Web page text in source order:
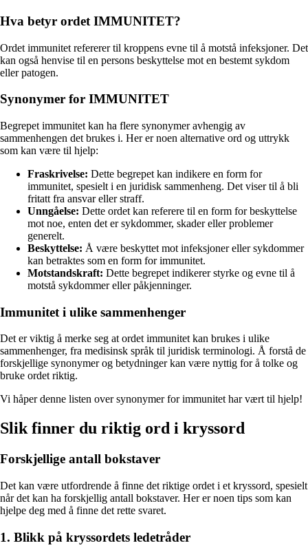
Hva betyr ordet IMMUNITET?
Ordet immunitet refererer til kroppens evne til å motstå infeksjoner. Det
kan også henvise til en persons beskyttelse mot en bestemt sykdom
eller patogen.
Synonymer for IMMUNITET
Begrepet immunitet kan ha flere synonymer avhengig av
sammenhengen det brukes i. Her er noen alternative ord og uttrykk
som kan være til hjelp:
Fraskrivelse: Dette begrepet kan indikere en form for
immunitet, spesielt i en juridisk sammenheng. Det viser til å bli
fritatt fra ansvar eller straff.
Unngåelse: Dette ordet kan referere til en form for beskyttelse
mot noe, enten det er sykdommer, skader eller problemer
generelt.
Beskyttelse: Å være beskyttet mot infeksjoner eller sykdommer
kan betraktes som en form for immunitet.
Motstandskraft: Dette begrepet indikerer styrke og evne til å
motstå sykdommer eller påkjenninger.
Immunitet i ulike sammenhenger
Det er viktig å merke seg at ordet immunitet kan brukes i ulike
sammenhenger, fra medisinsk språk til juridisk terminologi. Å forstå de
forskjellige synonymer og betydninger kan være nyttig for å tolke og
bruke ordet riktig.
Vi håper denne listen over synonymer for immunitet har vært til hjelp!
Slik finner du riktig ord i kryssord
Forskjellige antall bokstaver
Det kan være utfordrende å finne det riktige ordet i et kryssord, spesielt
når det kan ha forskjellig antall bokstaver. Her er noen tips som kan
hjelpe deg med å finne det rette svaret.
1. Blikk på kryssordets ledetråder